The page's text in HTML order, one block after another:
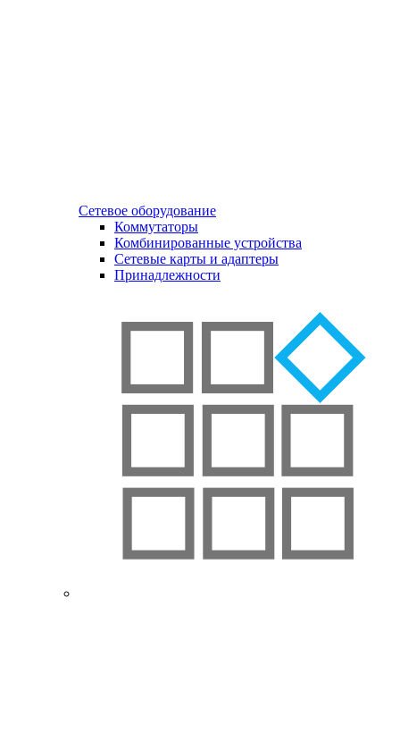
Сетевое оборудование
Коммутаторы
Комбинированные устройства
Сетевые карты и адаптеры
Принадлежности